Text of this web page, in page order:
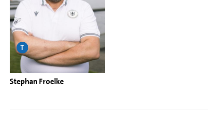
Stephan Froelke
T